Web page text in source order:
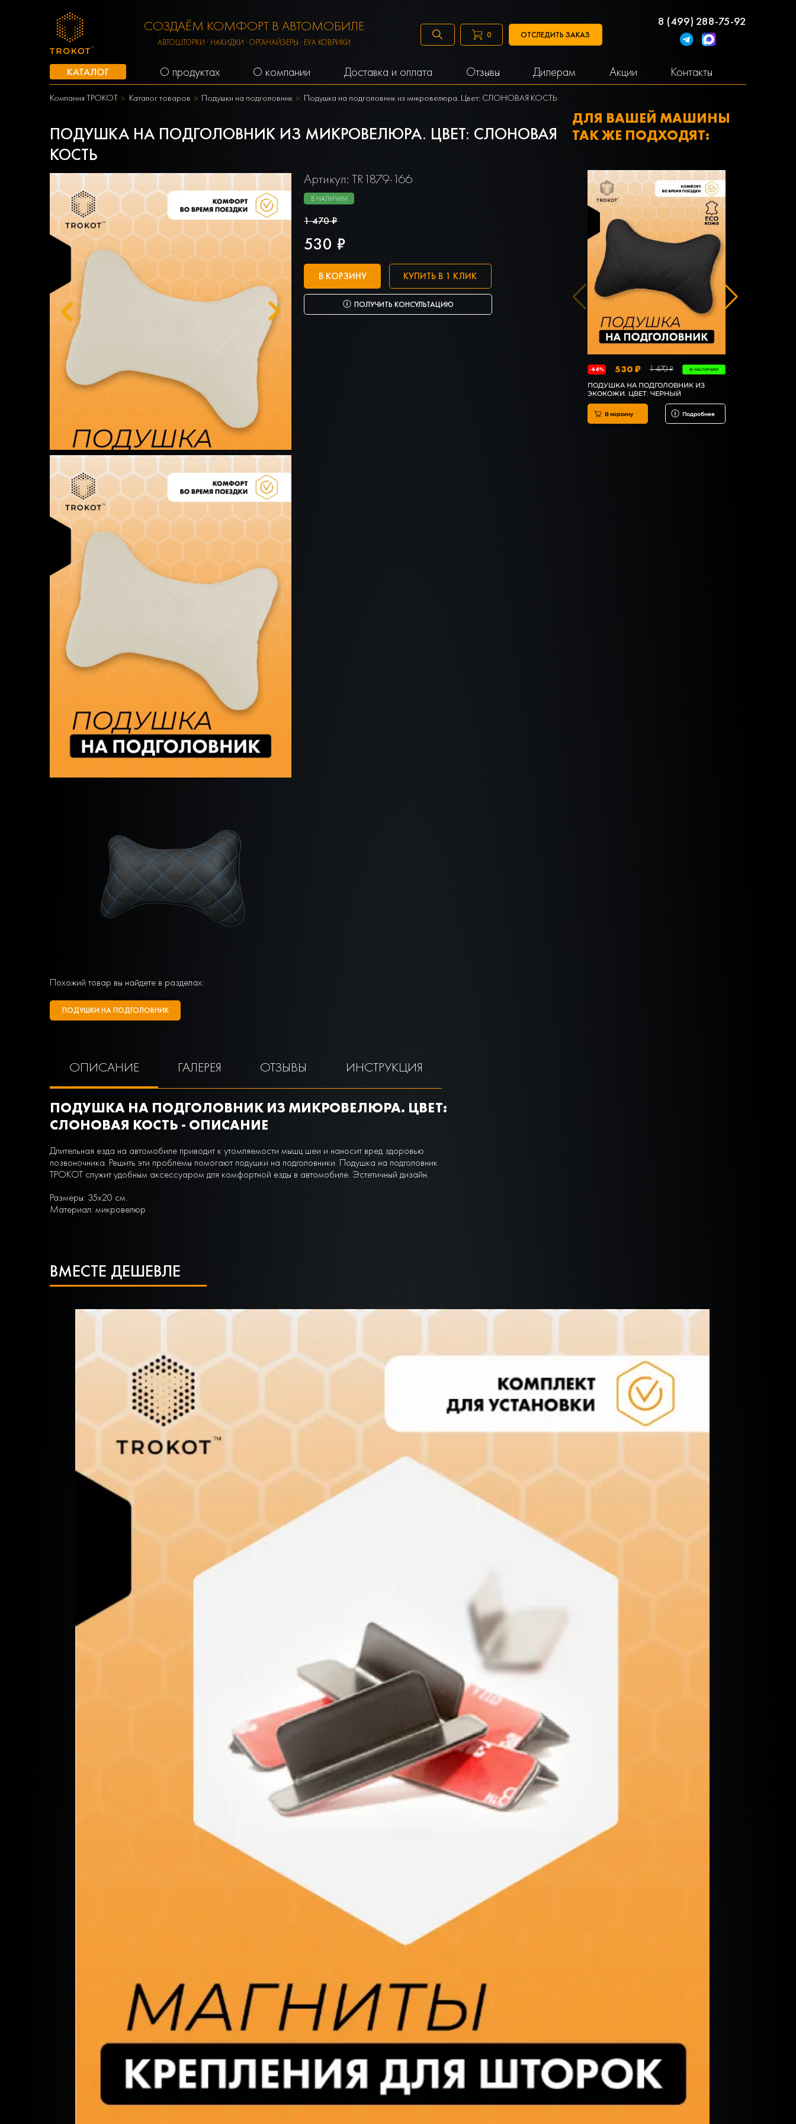
СОЗДАЁМ КОМФОРТ В АВТОМОБИЛЕ
АВТОШТОРКИ · НАКИДКИ · ОРГАНАЙЗЕРЫ · EVA КОВРИКИ
0 ОТСЛЕДИТЬ ЗАКАЗ
8 (499) 288-75-92
КАТАЛОГ О продуктах О компании Доставка и оплата Отзывы Дилерам Акции Контакты
Компания ТРОКОТ Каталог товаров Подушки на подголовник Подушка на подголовник из микровелюра. Цвет: СЛОНОВАЯ КОСТЬ
ПОДУШКА НА ПОДГОЛОВНИК ИЗ МИКРОВЕЛЮРА. ЦВЕТ: СЛОНОВАЯ
КОСТЬ
Артикул: TR1879-166
В НАЛИЧИИ
1 470 ₽
530 ₽
В КОРЗИНУ КУПИТЬ В 1 КЛИК
ПОЛУЧИТЬ КОНСУЛЬТАЦИЮ
Похожий товар вы найдете в разделах:
ПОДУШКИ НА ПОДГОЛОВНИК
ОПИСАНИЕ ГАЛЕРЕЯ ОТЗЫВЫ ИНСТРУКЦИЯ
ПОДУШКА НА ПОДГОЛОВНИК ИЗ МИКРОВЕЛЮРА. ЦВЕТ:
СЛОНОВАЯ КОСТЬ - ОПИСАНИЕ
Длительная езда на автомобиле приводит к утомляемости мышц шеи и наносит вред здоровью
позвоночника. Решить эти проблемы помогают подушки на подголовники. Подушка на подголовник
ТРОКОТ служит удобным аксессуаром для комфортной езды в автомобиле. Эстетичный дизайн.
Размеры: 35х20 см.
Материал: микровелюр
ДЛЯ ВАШЕЙ МАШИНЫ
ТАК ЖЕ ПОДХОДЯТ:
-64% 530 ₽ 1 470 ₽ В НАЛИЧИИ
ПОДУШКА НА ПОДГОЛОВНИК ИЗ
ЭКОКОЖИ. ЦВЕТ: ЧЕРНЫЙ
В корзину Подробнее
ВМЕСТЕ ДЕШЕВЛЕ